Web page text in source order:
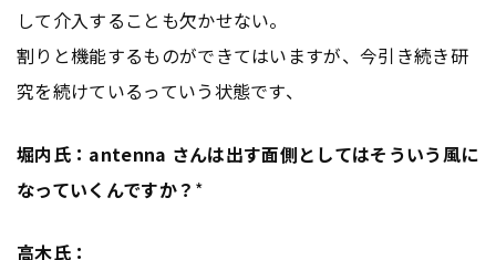
して介入することも欠かせない。
割りと機能するものができてはいますが、今引き続き研
究を続けているっていう状態です、
堀内氏：antenna さんは出す面側としてはそういう風に
なっていくんですか？ *
高木氏：